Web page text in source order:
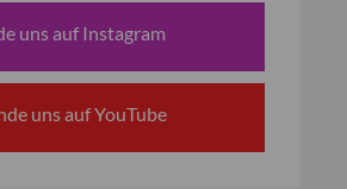
uns auf Instagram
uns auf YouTube